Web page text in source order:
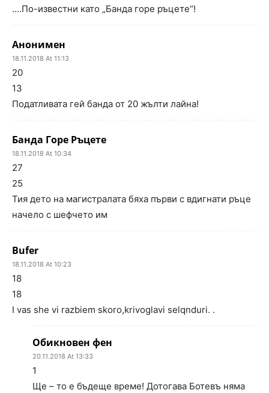
….По-известни като „Банда горе ръцете“!
Анонимен
18.11.2018 At 11:13
20
13
Податливата гей банда от 20 жълти лайна!
Банда Горе Ръцете
18.11.2018 At 10:34
27
25
Тия дето на магистралата бяха първи с вдигнати ръце
начело с шефчето им
Bufer
18.11.2018 At 10:23
18
18
I vas she vi razbiem skoro,krivoglavi selqnduri. .
Обикновен фен
20.11.2018 At 13:33
1
Ще – то е бъдеще време! Дотогава Ботевъ няма